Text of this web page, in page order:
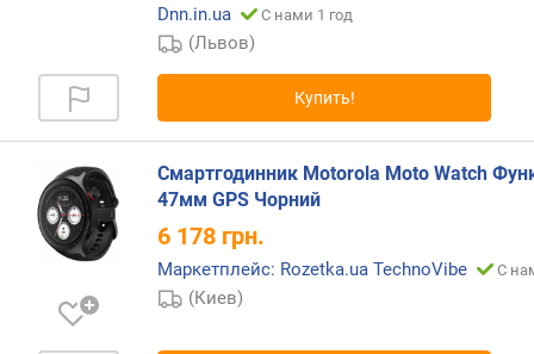
т
р
а
(
м
ч
Dnn.in.ua С нами 1 год
(Львов)
Купить!
Смартгодинник Motorola Moto Watch
47мм GPS Чорний
6 178 грн.
Маркетплейс: Rozetka.ua TechnoVibe С
(Киев)